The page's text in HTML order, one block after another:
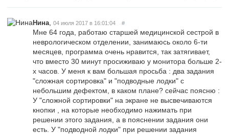
Нина 04 июля 2017 в 16:01:04 #
Мне 64 года, работаю старшей медицинской сестрой в
неврологическом отделении, занимаюсь около 6-ти
месяцев, программа очень нравится, так затягивает,
что вместо 30 минут просиживаю у монитора больше 2-
х часов. У меня к вам большая просьба : два задания
"сложная сортировка" и "подводные лодки" с
небольшим дефектом, в каком плане? сейчас поясню :
У "сложной сортировки" на экране не высвечиваются
кнопки , на которые необходимо нажимать при
решении этого задания, а в пояснении задания они
есть. У "подводной лодки" при решении задания